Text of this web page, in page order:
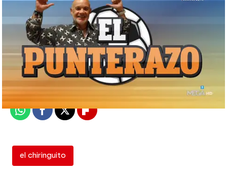
El Chiringuito
Madrid
Publicado:29 de mayo de 2019, 02:40
WhatsappFacebook
X Flipboard
el chiringuito